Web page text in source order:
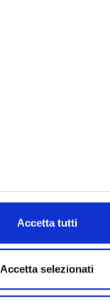
Accetta tutti
Accetta selezionati
Mostra tutto